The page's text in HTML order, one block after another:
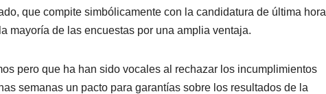
que compite simbólicamente con la candidatura de última hora
mayoría de las encuestas por una amplia ventaja.
pero que ha han sido vocales al rechazar los incumplimientos
semanas un pacto para garantías sobre los resultados de la